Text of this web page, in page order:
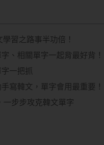
習之路事半功倍！
、相關單字一起背最好背！
一把抓
寫韓文，單字會用最重要！
一步步攻克韓文單字